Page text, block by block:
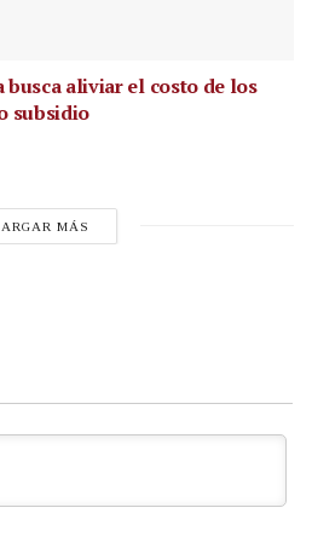
busca aliviar el costo de los
subsidio
MÁS